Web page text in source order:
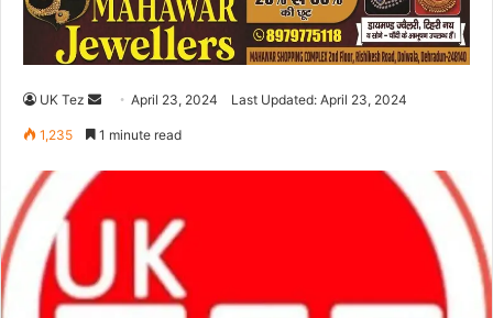
UK Tez
e
d
m
a
April 23, 2024 Last Updated: April 23, 2024
1,235 1 minute read